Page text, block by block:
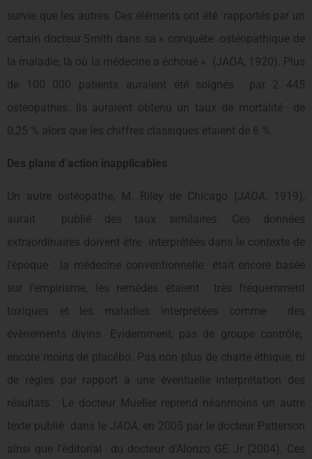
survie que les autres. Ces éléments ont été rapportés par un
certain docteur Smith dans sa « conquête ostéopathique de
la maladie, là où la médecine a échoué » (JAOA, 1920). Plus
de 100 000 patients auraient été soignés par 2 445
ostéopathes. Ils auraient obtenu un taux de mortalité de
0,25 % alors que les chiffres classiques étaient de 6 %.
Des plans d’action inapplicables
Un autre ostéopathe, M. Riley de Chicago (JAOA, 1919),
aurait publié des taux similaires. Ces données
extraordinaires doivent être interprétées dans le contexte de
l’époque : la médecine conventionnelle était encore basée
sur l’empirisme, les remèdes étaient très fréquemment
toxiques et les maladies interprétées comme des
évènements divins. Evidemment, pas de groupe contrôle,
encore moins de placébo. Pas non plus de charte éthique, ni
de règles par rapport à une éventuelle interprétation des
résultats. Le docteur Mueller reprend néanmoins un autre
texte publié dans le JAOA, en 2005 par le docteur Patterson
ainsi que l’éditorial du docteur d’Alonzo GE Jr (2004). Ces